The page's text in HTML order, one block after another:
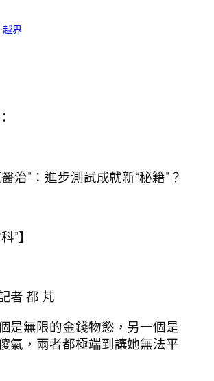
越界
”：進步測試成就新“秘籍”？
】
都 芃
是無限的金錢物慾，另一個是
氣，兩者都極端到讓她無法平